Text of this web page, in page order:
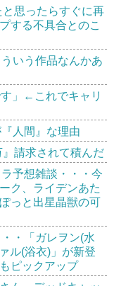
と思ったらすぐに再
する不具合とのこ
いう作品なんかあ
」←これでキャリ
人間』な理由
請求されて積んだ
予想雑談・・・今
ク、ライデンあた
っと出星晶獣の可
・「ガレヲン(水
ル(浴衣)」が新登
ピックアップ